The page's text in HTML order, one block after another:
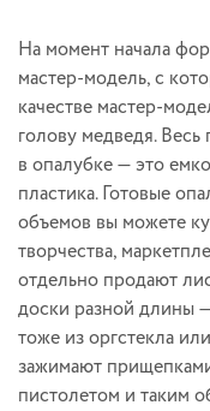
На момент начала
мастер-модель, с
качестве мастер-
голову медведя.
в опалубке — это
пластика. Готовые
объемов вы можете
творчества,
отдельно продают
доски разной длины
тоже из оргстекла
зажимают
пистолетом и таким